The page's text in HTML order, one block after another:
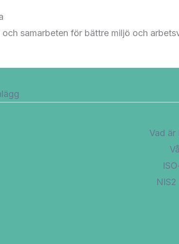
och samarbeten för bättre miljö och
Vad är